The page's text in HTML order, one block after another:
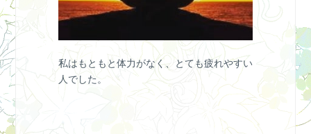
私はもともと体力がなく、とても疲れやすい
人でした。